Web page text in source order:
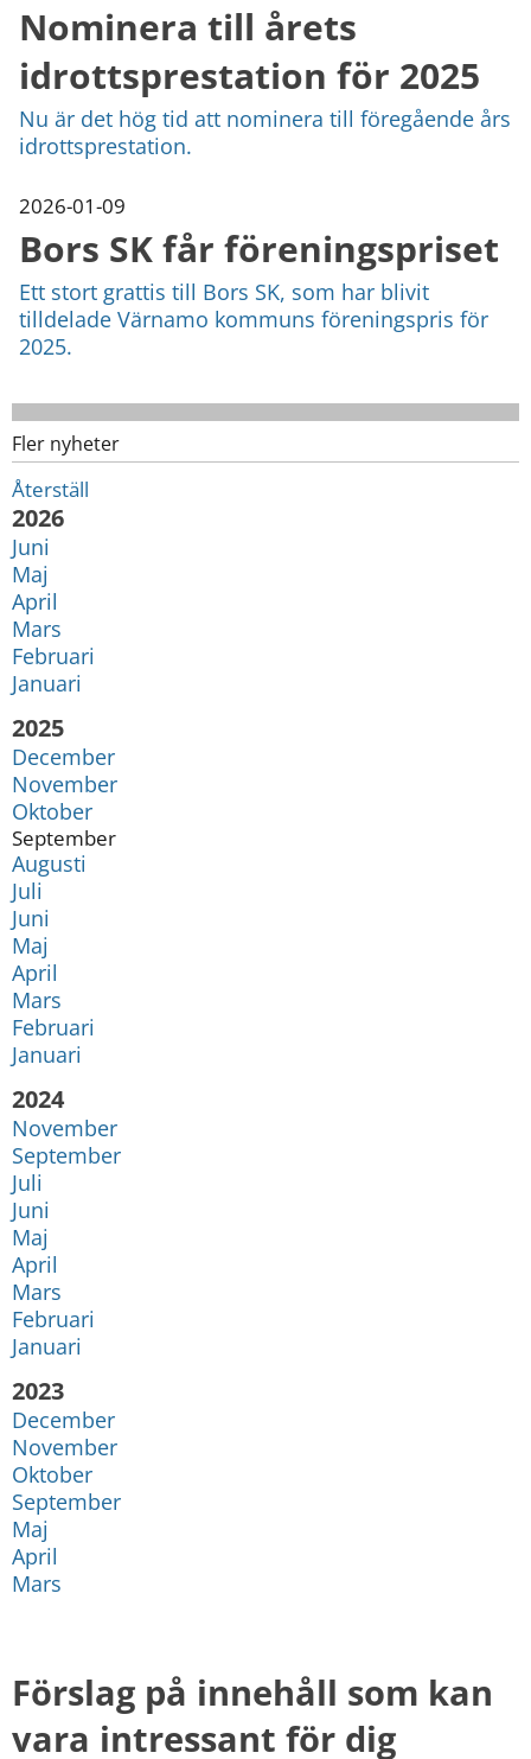
Nominera till årets
idrottsprestation för 2025
Nu är det hög tid att nominera till föregående års
idrottsprestation.
2026-01-09
Bors SK får föreningspriset
Ett stort grattis till Bors SK, som har blivit
tilldelade Värnamo kommuns föreningspris för
2025.
Fler nyheter
Återställ
År:
2026
Juni
Maj
April
Mars
Februari
Januari
År:
2025
December
November
Oktober
September
Augusti
Juli
Juni
Maj
April
Mars
Februari
Januari
År:
2024
November
September
Juli
Juni
Maj
April
Mars
Februari
Januari
År:
2023
December
November
Oktober
September
Maj
April
Mars
Förslag på innehåll som kan
vara intressant för dig